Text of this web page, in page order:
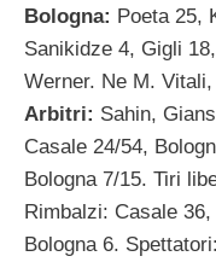
Bologna: Poeta 25,
Sanikidze 4, Gigli
Werner. Ne M.
Arbitri: Sahin,
Casale 24/54,
Bologna 7/15. Tiri
Rimbalzi: Casale
Bologna 6.